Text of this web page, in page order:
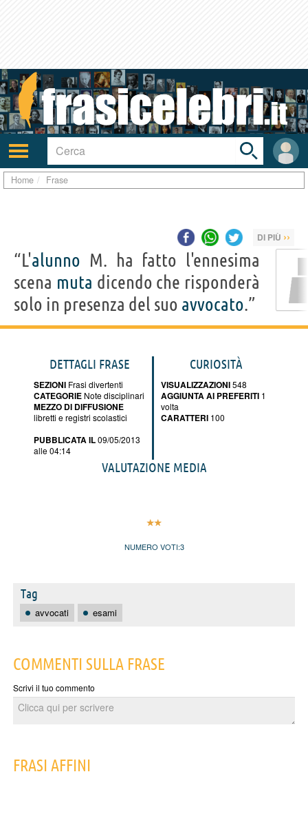
Attiva/disattiva
navigazione
User
area
Toggle
search
bar
Home Frase
DI PIÙ ››
“L'alunno M. ha fatto l'ennesima
scena muta dicendo che risponderà
solo in presenza del suo avvocato.”
DETTAGLI FRASE
SEZIONI Frasi divertenti
CATEGORIE Note disciplinari
MEZZO DI DIFFUSIONE
libretti e registri scolastici
PUBBLICATA IL09/05/2013
alle 04:14
CURIOSITÀ
VISUALIZZAZIONI548
AGGIUNTA AI PREFERITI 1
volta
CARATTERI 100
VALUTAZIONE MEDIA
NUMERO VOTI:3
Tag
avvocati esami
COMMENTI SULLA FRASE
Scrivi il tuo commento
FRASI AFFINI